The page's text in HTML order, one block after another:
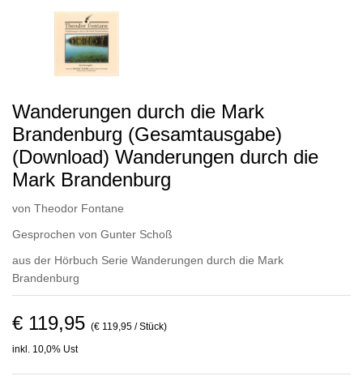
Wanderungen durch die Mark
Brandenburg (Gesamtausgabe)
(Download) Wanderungen durch die
Mark Brandenburg
von Theodor Fontane
Gesprochen von Gunter Schoß
aus der Hörbuch Serie Wanderungen durch die Mark
Brandenburg
€ 119,95 (€ 119,95 / Stück)
inkl. 10,0% Ust